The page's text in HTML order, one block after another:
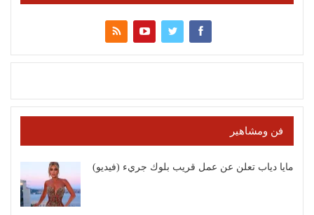
فن ومشاهير
مايا دياب تعلن عن عمل قريب بلوك جريء (فيديو)